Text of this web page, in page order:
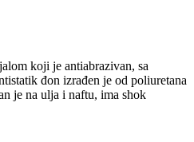
koji je antiabrazivan, sa
đon izrađen je od poliuretana
je na ulja i naftu, ima shok